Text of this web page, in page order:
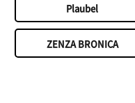
Plaubel
ZENZA BRONICA